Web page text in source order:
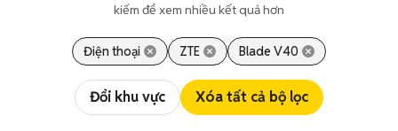
kiếm để xem nhiều kết quả hơn
Điện thoại ZTE Blade V40
Đổi khu vực Xóa tất cả bộ lọc